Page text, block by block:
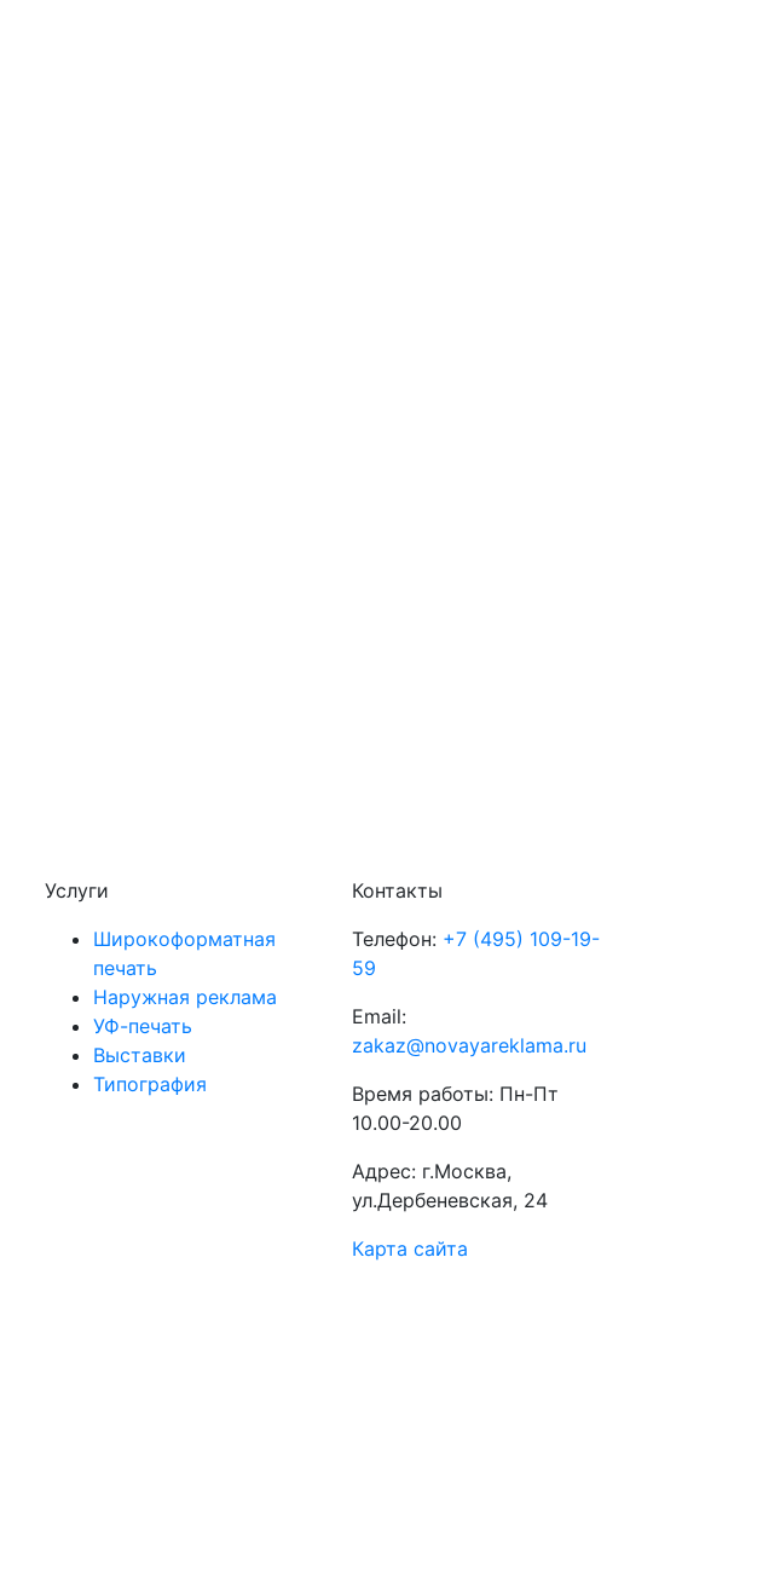
Услуги
Широкоформатная
печать
Наружная реклама
УФ-печать
Выставки
Типография
Контакты
Телефон: +7 (495) 109-19-
59
Email:
zakaz@novayareklama.ru
Время работы: Пн-Пт
10.00-20.00
Адрес: г.Москва,
ул.Дербеневская, 24
Карта сайта